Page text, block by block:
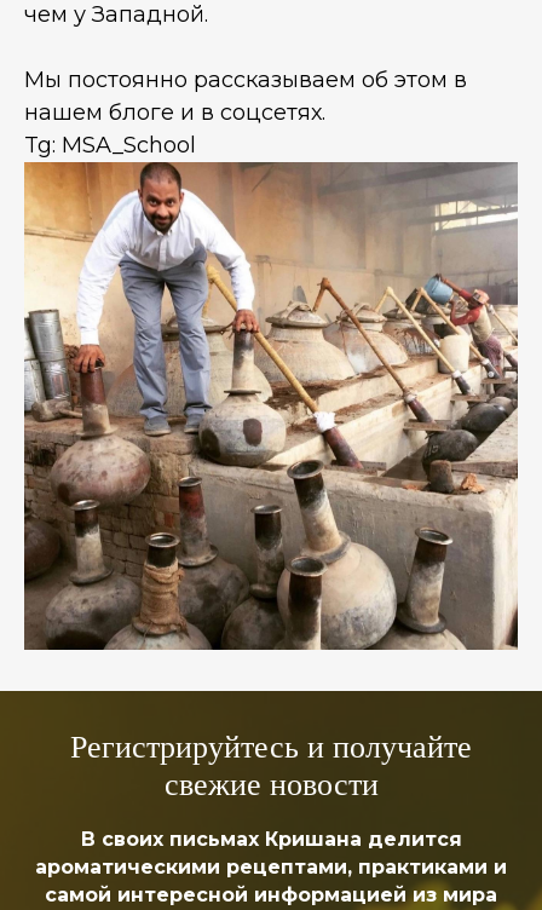
чем у Западной.
Мы постоянно рассказываем об этом в
нашем блоге и в соцсетях.
Tg: MSA_School
Регистрируйтесь и получайте
свежие новости
В своих письмах Кришана делится
ароматическими рецептами, практиками и
самой интересной информацией из мира